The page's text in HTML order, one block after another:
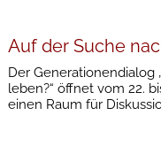
Auf der Suche
Der Generationendialog
leben?“ öffnet vom 22.
einen Raum für